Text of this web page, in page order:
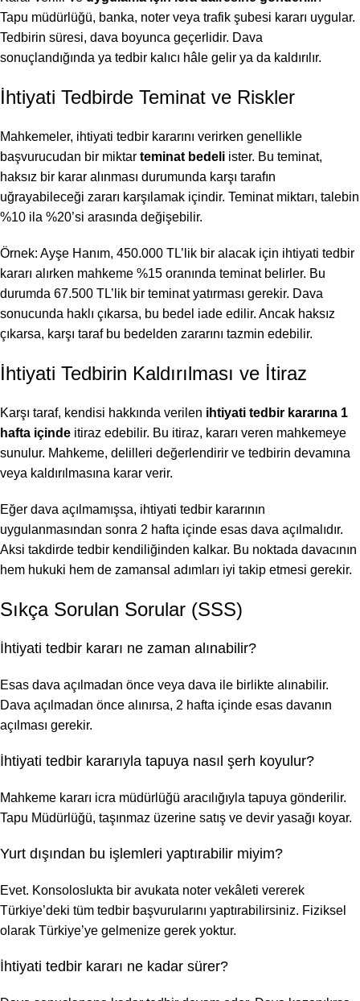
Tapu müdürlüğü, banka, noter veya trafik şubesi kararı uygular.
Tedbirin süresi, dava boyunca geçerlidir. Dava
sonuçlandığında ya tedbir kalıcı hâle gelir ya da kaldırılır.
İhtiyati Tedbirde Teminat ve Riskler
Mahkemeler, ihtiyati tedbir kararını verirken genellikle
başvurucudan bir miktar teminat bedeli ister. Bu teminat,
haksız bir karar alınması durumunda karşı tarafın
uğrayabileceği zararı karşılamak içindir. Teminat miktarı, talebin
%10 ila %20’si arasında değişebilir.
Örnek: Ayşe Hanım, 450.000 TL’lik bir alacak için ihtiyati tedbir
kararı alırken mahkeme %15 oranında teminat belirler. Bu
durumda 67.500 TL’lik bir teminat yatırması gerekir. Dava
sonucunda haklı çıkarsa, bu bedel iade edilir. Ancak haksız
çıkarsa, karşı taraf bu bedelden zararını tazmin edebilir.
İhtiyati Tedbirin Kaldırılması ve İtiraz
Karşı taraf, kendisi hakkında verilen ihtiyati tedbir kararına 1
hafta içinde itiraz edebilir. Bu itiraz, kararı veren mahkemeye
sunulur. Mahkeme, delilleri değerlendirir ve tedbirin devamına
veya kaldırılmasına karar verir.
Eğer dava açılmamışsa, ihtiyati tedbir kararının
uygulanmasından sonra 2 hafta içinde esas dava açılmalıdır.
Aksi takdirde tedbir kendiliğinden kalkar. Bu noktada davacının
hem hukuki hem de zamansal adımları iyi takip etmesi gerekir.
Sıkça Sorulan Sorular (SSS)
İhtiyati tedbir kararı ne zaman alınabilir?
Esas dava açılmadan önce veya dava ile birlikte alınabilir.
Dava açılmadan önce alınırsa, 2 hafta içinde esas davanın
açılması gerekir.
İhtiyati tedbir kararıyla tapuya nasıl şerh koyulur?
Mahkeme kararı icra müdürlüğü aracılığıyla tapuya gönderilir.
Tapu Müdürlüğü, taşınmaz üzerine satış ve devir yasağı koyar.
Yurt dışından bu işlemleri yaptırabilir miyim?
Evet. Konsoloslukta bir avukata noter vekâleti vererek
Türkiye’deki tüm tedbir başvurularını yaptırabilirsiniz. Fiziksel
olarak Türkiye’ye gelmenize gerek yoktur.
İhtiyati tedbir kararı ne kadar sürer?